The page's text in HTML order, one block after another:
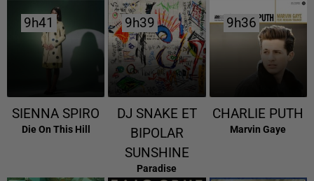
9h41
9h41
SIENNA SPIRO
Die On This Hill
9h39
9h39
DJ SNAKE ET
BIPOLAR
SUNSHINE
Paradise
9h36
9h36
CHARLIE PUTH
Marvin Gaye